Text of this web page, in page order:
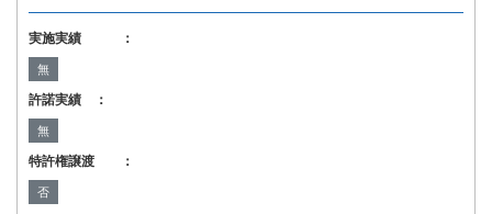
実施実績 ：
無
許諾実績 ：
無
特許権譲渡 ：
否